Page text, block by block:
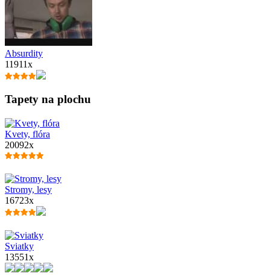
Absurdity
11911x
Tapety na plochu
Kvety, flóra
20092x
Stromy, lesy
16723x
Sviatky
13551x